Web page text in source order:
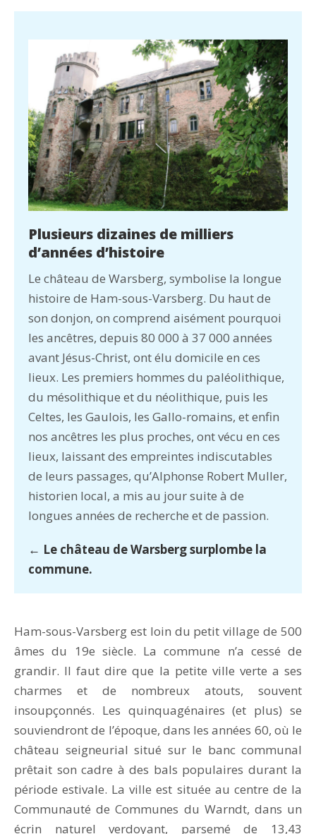
Plusieurs dizaines de milliers
d’années d’histoire
Le château de Warsberg, symbolise la longue
histoire de Ham-sous-Varsberg. Du haut de
son donjon, on comprend aisément pourquoi
les ancêtres, depuis 80 000 à 37 000 années
avant Jésus-Christ, ont élu domicile en ces
lieux. Les premiers hommes du paléolithique,
du mésolithique et du néolithique, puis les
Celtes, les Gaulois, les Gallo-romains, et enfin
nos ancêtres les plus proches, ont vécu en ces
lieux, laissant des empreintes indiscutables
de leurs passages, qu’Alphonse Robert Muller,
historien local, a mis au jour suite à de
longues années de recherche et de passion.
← Le château de Warsberg surplombe la
commune.
Ham-sous-Varsberg est loin du petit village de 500
âmes du 19e siècle. La commune n’a cessé de
grandir. Il faut dire que la petite ville verte a ses
charmes et de nombreux atouts, souvent
insoupçonnés. Les quinquagénaires (et plus) se
souviendront de l’époque, dans les années 60, où le
château seigneurial situé sur le banc communal
prêtait son cadre à des bals populaires durant la
période estivale. La ville est située au centre de la
Communauté de Communes du Warndt, dans un
écrin naturel verdoyant, parsemé de 13,43